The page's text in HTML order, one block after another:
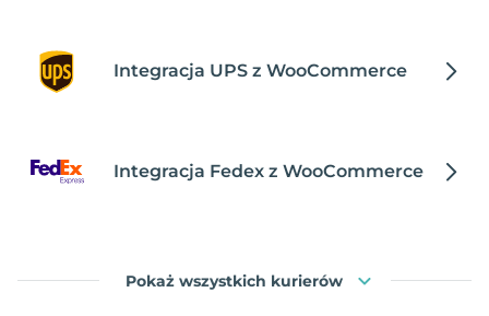
Integracja UPS z WooCommerce
Integracja Fedex z WooCommerce
Pokaż wszystkich kurierów